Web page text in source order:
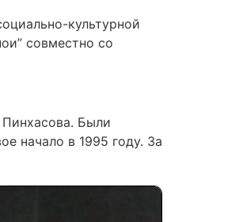
культурной
совместно со
Были
начало в 1995 году. За